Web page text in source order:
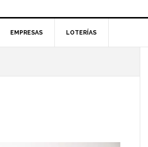
EMPRESAS LOTERÍAS